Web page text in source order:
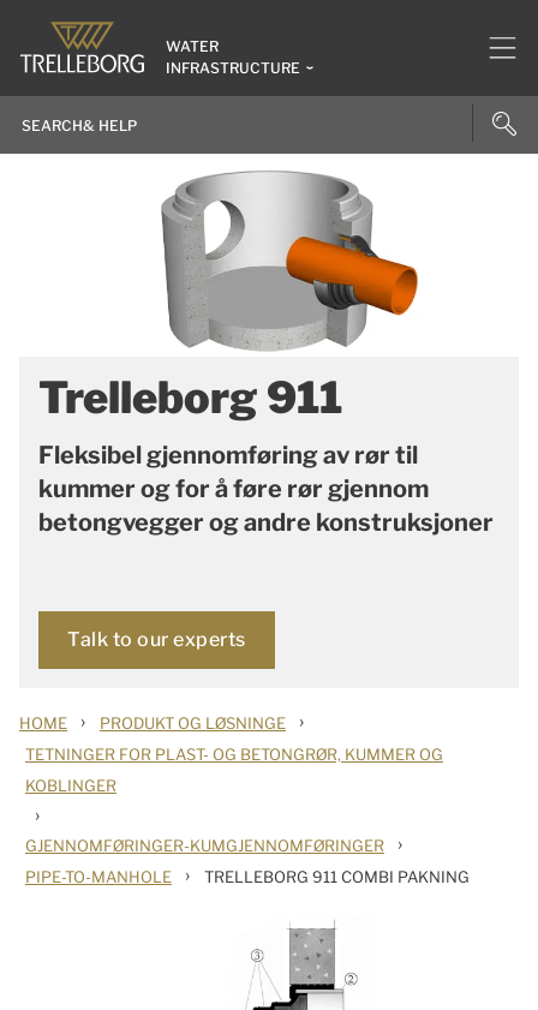
WATER
INFRASTRUCTURE
Trelleborg 911
Fleksibel gjennomføring av rør til
kummer og for å føre rør gjennom
betongvegger og andre konstruksjoner
Talk to our experts
HOME › PRODUKT OG LØSNINGE ›
TETNINGER FOR PLAST- OG BETONGRØR, KUMMER OG
KOBLINGER
›
GJENNOMFØRINGER-KUMGJENNOMFØRINGER ›
PIPE-TO-MANHOLE › TRELLEBORG 911 COMBI PAKNING